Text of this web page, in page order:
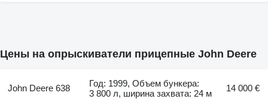
Цены на опрыскиватели прицепные John Deere
John Deere 638
Год: 1999, Объем бункера:
3 800 л, ширина захвата: 24 м
14 000 €